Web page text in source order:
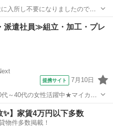
入所し不要になりましたので、
れて結ぶだけ。おむつのにおい
ストレス軽減に。 Lサイズ 30㎝
具 大人用
派遣社員≫組立・加工・プレ
提携サイト 7月10日
～40代の女性活躍中★マイカー
め！日払いあり！社員食堂利用
の日勤のお仕事！正社員登用あ
✨】家賃4万円以下多数
物件多数掲載！